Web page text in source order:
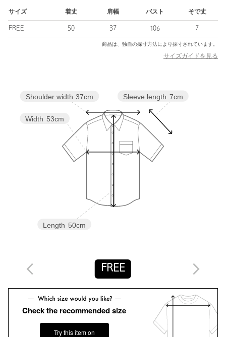
============================
============================
＜ EMMEL REFINES（エメル リファインズ） ＞
Pleasure 〜今を楽しみ、変化を楽しむ〜
EMMEL REFINESは変化していく時代やトレンドを恐れなく前向
今に満足せず常に自分を更新していきたい、
女性の共感を大切に、時代にフィットした新しいスタイルを提案
※画像の商品はサンプルです。
り、実際の色味と異なって見える場合がございます。あらかじめ
ご了承ください。
お問い合わせの際は、ユナイテッドアローズ カスタマーサービス
デスクまで下記の品名/品番をお申し付けください。
品名：EM ｼｬｰﾘﾝｸﾞ ﾌﾚｱ BL 品番：66166000007
サイズ 着丈 肩幅 バスト そで丈
FREE 50 37 106 7
商品は、独自の採寸方法により採寸されています。
サイズガイドを見る
Sleeve length 7cm
Length 50cm
Width 53cm
Shoulder width 37cm
FREE
Check the recommended size
Try this item on